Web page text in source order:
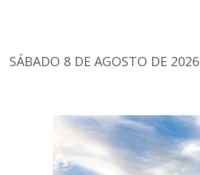
SÁBADO 8 DE AGOSTO DE 2026